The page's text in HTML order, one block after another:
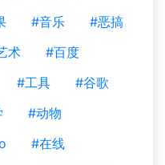
#音乐
#恶搞
术
#百度
#工具
#谷歌
#动物
#在线